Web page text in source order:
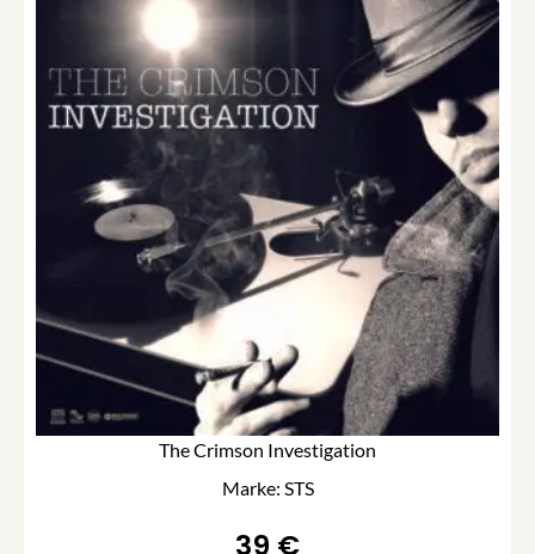
The Crimson Investigation
Marke: STS
39 €